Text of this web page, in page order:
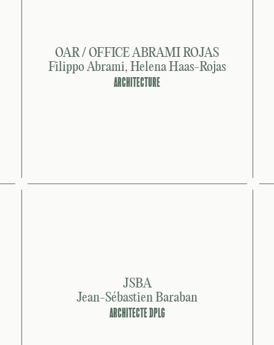
OAR / OFFICE ABRAMI ROJAS
Filippo Abrami, Helena Haas-Rojas
ARCHITECTURE
JSBA
Jean-Sébastien Baraban
ARCHITECTE DPLG